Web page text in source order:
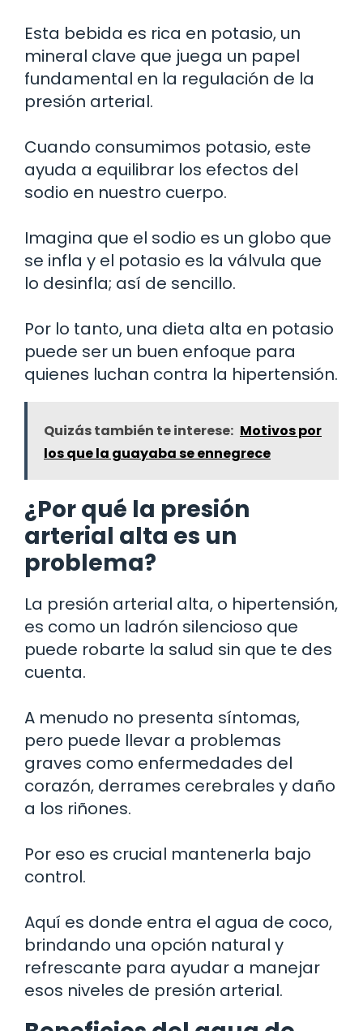
Esta bebida es rica en potasio, un
mineral clave que juega un papel
fundamental en la regulación de la
presión arterial.
Cuando consumimos potasio, este
ayuda a equilibrar los efectos del
sodio en nuestro cuerpo.
Imagina que el sodio es un globo que
se infla y el potasio es la válvula que
lo desinfla; así de sencillo.
Por lo tanto, una dieta alta en potasio
puede ser un buen enfoque para
quienes luchan contra la hipertensión.
Quizás también te interese: Motivos por
los que la guayaba se ennegrece
¿Por qué la presión
arterial alta es un
problema?
La presión arterial alta, o hipertensión,
es como un ladrón silencioso que
puede robarte la salud sin que te des
cuenta.
A menudo no presenta síntomas,
pero puede llevar a problemas
graves como enfermedades del
corazón, derrames cerebrales y daño
a los riñones.
Por eso es crucial mantenerla bajo
control.
Aquí es donde entra el agua de coco,
brindando una opción natural y
refrescante para ayudar a manejar
esos niveles de presión arterial.